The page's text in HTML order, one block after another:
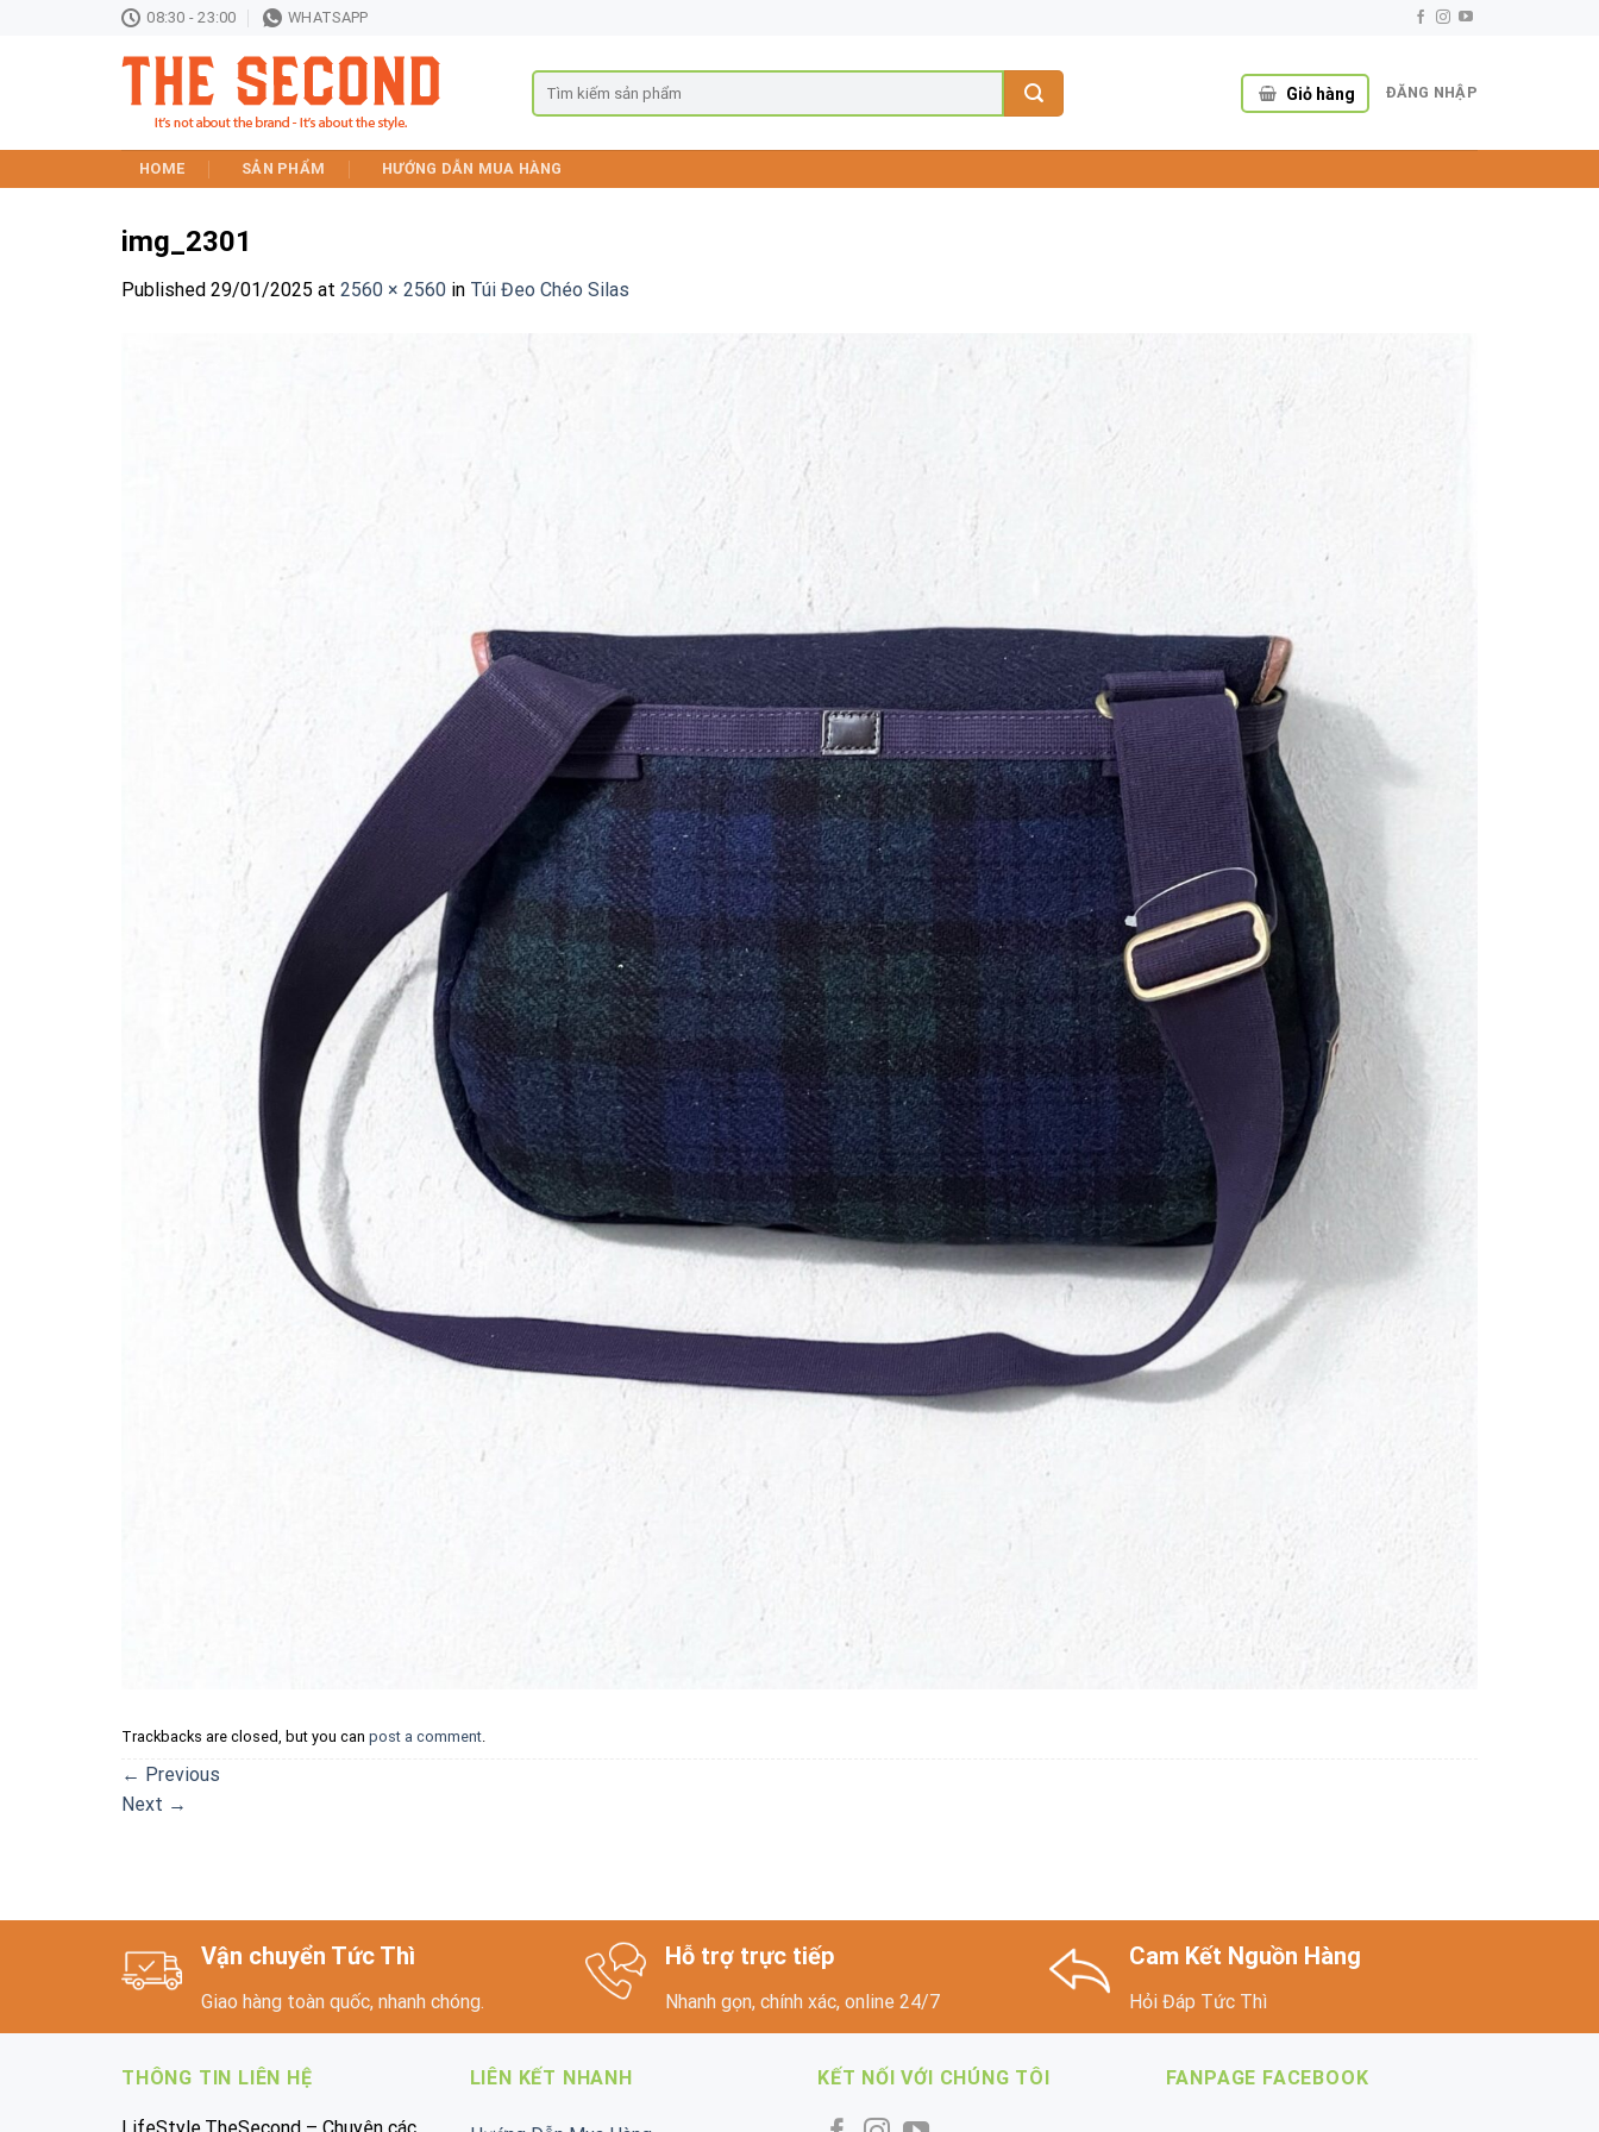
08:30 - 23:00 WHATSAPP
Giỏ hàng ĐĂNG NHẬP
HOME SẢN PHẨM HƯỚNG DẪN MUA HÀNG
img_2301
Published 29/01/2025 at 2560 × 2560 in Túi Đeo Chéo Silas
Trackbacks are closed, but you can post a comment.
← Previous
Next →
Vận chuyển Tức Thì
Giao hàng toàn quốc, nhanh chóng.
Hỗ trợ trực tiếp
Nhanh gọn, chính xác, online 24/7
Cam Kết Nguồn Hàng
Hỏi Đáp Tức Thì
THÔNG TIN LIÊN HỆ LIÊN KẾT NHANH KẾT NỐI VỚI CHÚNG TÔI FANPAGE FACEBOOK